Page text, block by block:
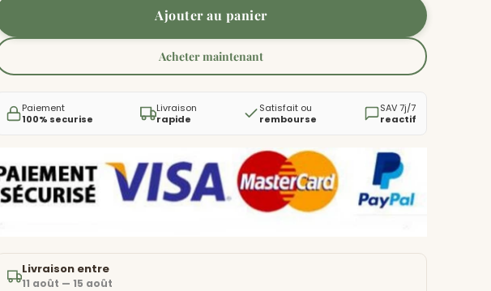
Ajouter au panier
Acheter maintenant
Paiement
100% securise
Livraison
rapide
Satisfait ou
rembourse
SAV 7j/7
reactif
Livraison entre
11 août — 15 août